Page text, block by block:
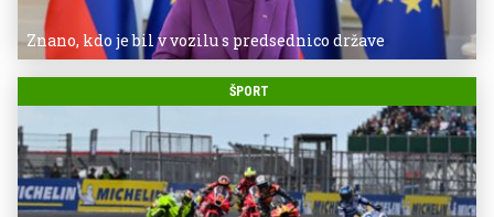
Znano, kdo je bil v vozilu s predsednico države
ŠPORT